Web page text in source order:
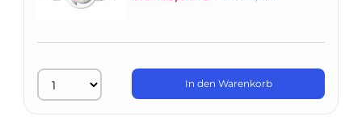
In den Warenkorb